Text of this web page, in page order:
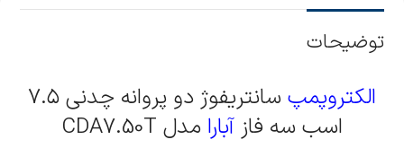
توضیحات
الکتروپمپ
سانتریفوژ دو پروانه چدنی ۷.۵
اسب سه فازآبارا مدل CDA7.50T